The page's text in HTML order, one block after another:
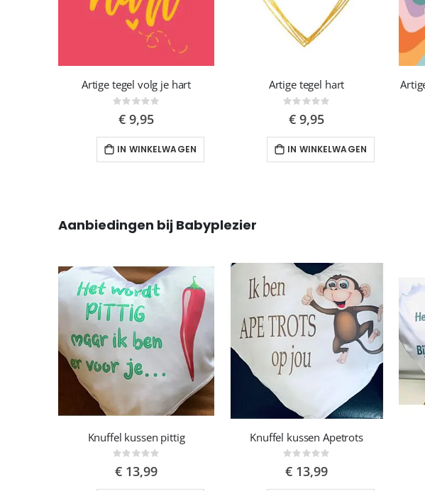
Artige tegel count the memories not te calories Artige tegel heerlie de peerlie
IN WINKELWAGEN
Artige tegel pluk de dag
IN WINKELWAGEN
Aanbiedingen bij Babyplezier
Knuffel kussen pittig
Rating:
0%
€ 13,99
Knuffel kussen Apetrots
Rating:
0%
€ 13,99